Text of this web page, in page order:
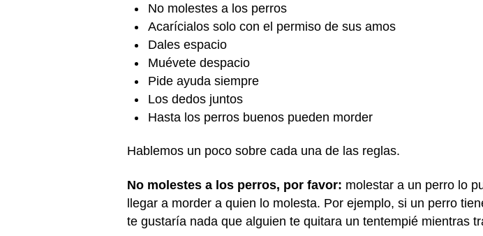
No molestes a los perros
Acarícialos solo con el permiso de sus amos
Dales espacio
Muévete despacio
Pide ayuda siempre
Los dedos juntos
Hasta los perros buenos pueden morder
Hablemos un poco sobre cada una de las reglas.
No molestes a los perros, por favor: molestar a un perro lo
llegar a morder a quien lo molesta. Por ejemplo, si un perro
te gustaría nada que alguien te quitara un tentempié mientras